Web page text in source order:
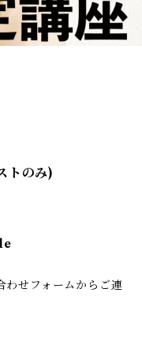
トのみ)
わせフォームからご連